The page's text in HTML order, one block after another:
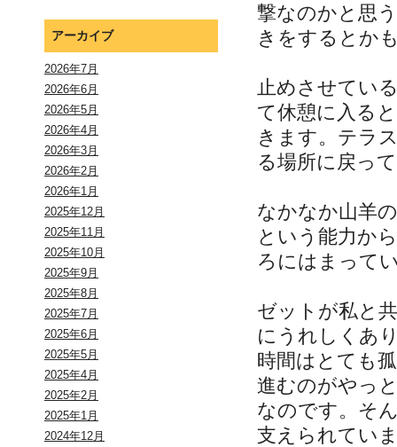
アーカイブ
2026年7月
2026年6月
2026年5月
2026年4月
2026年3月
2026年2月
2026年1月
2025年12月
2025年11月
2025年10月
2025年9月
2025年8月
2025年7月
2025年6月
2025年5月
2025年4月
2025年2月
2025年1月
2024年12月
撃なのかと思
きをするとか
止めさせてい
て休憩に入る
きます。テラ
る場所に戻っ
なかなか山羊
という能力か
ろにはまって
ゼットが私と
にうれしくあ
時間はとても
進むのがやっ
なのです。そ
支えられてい